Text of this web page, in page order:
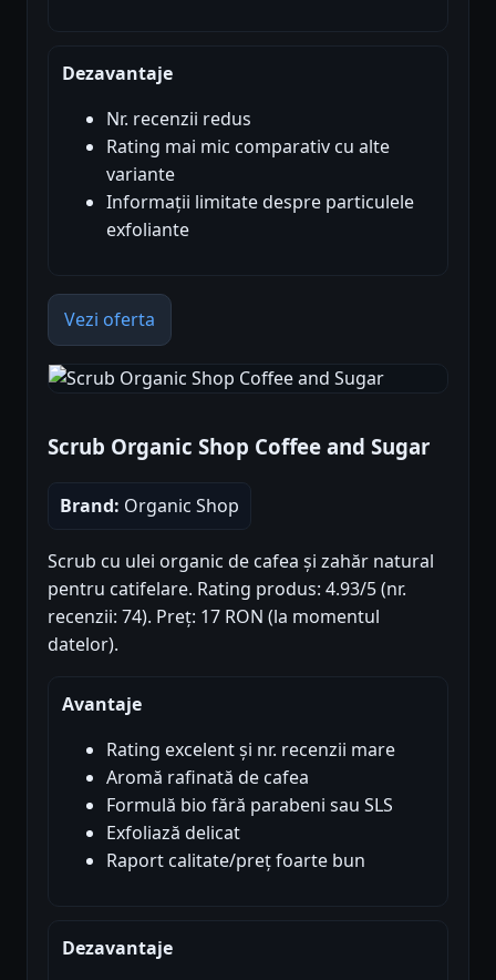
Dezavantaje
Nr. recenzii redus
Rating mai mic comparativ cu alte
variante
Informații limitate despre particulele
exfoliante
Vezi oferta
Scrub Organic Shop Coffee and Sugar
Brand: Organic Shop
Scrub cu ulei organic de cafea și zahăr natural
pentru catifelare. Rating produs: 4.93/5 (nr.
recenzii: 74). Preț: 17 RON (la momentul
datelor).
Avantaje
Rating excelent și nr. recenzii mare
Aromă rafinată de cafea
Formulă bio fără parabeni sau SLS
Exfoliază delicat
Raport calitate/preț foarte bun
Dezavantaje